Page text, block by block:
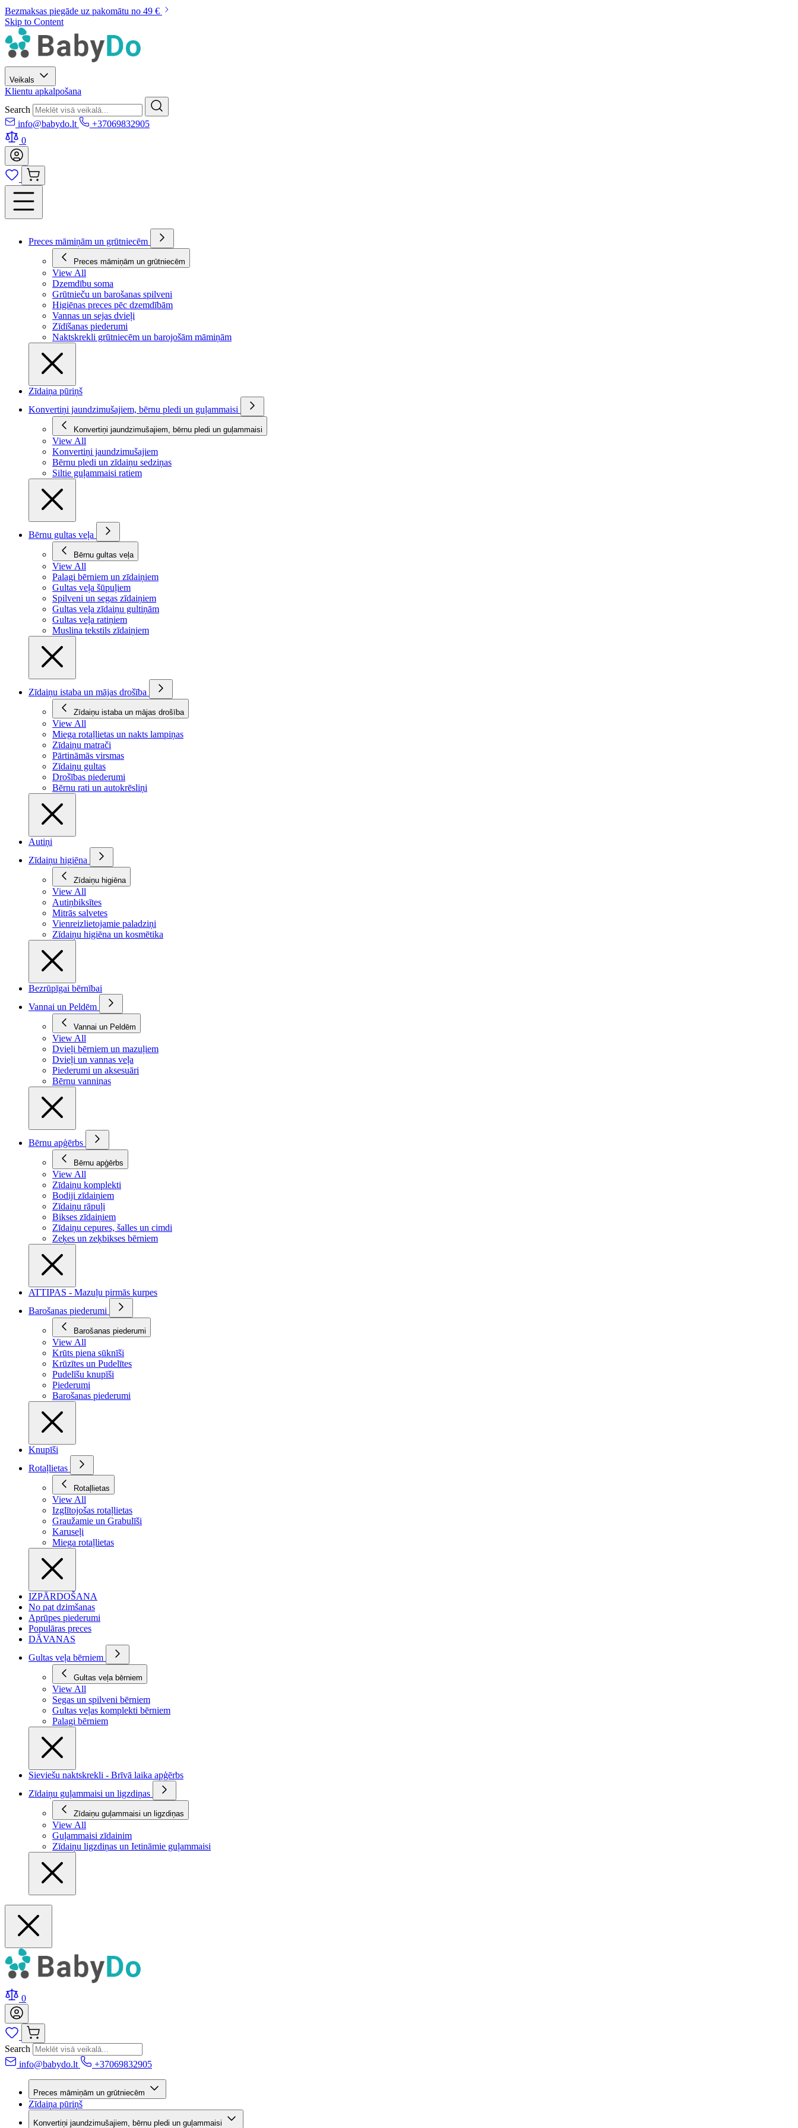
Bezmaksas piegāde uz pakomātu no 49 €
Skip to Content
Veikals
Klientu apkalpošana
Search
info@babydo.lt
+37069832905
0
Preces māmiņām un grūtniecēm
Preces māmiņām un grūtniecēm
View All
Dzemdību soma
Grūtnieču un barošanas spilveni
Higiēnas preces pēc dzemdībām
Vannas un sejas dvieļi
Zīdīšanas piederumi
Naktskrekli grūtniecēm un barojošām māmiņām
Zīdaiņa pūriņš
Konvertiņi jaundzimušajiem, bērnu pledi un guļammaisi
Konvertiņi jaundzimušajiem, bērnu pledi un guļammaisi
View All
Konvertiņi jaundzimušajiem
Bērnu pledi un zīdaiņu sedziņas
Siltie guļammaisi ratiem
Bērnu gultas veļa
Bērnu gultas veļa
View All
Palagi bērniem un zīdaiņiem
Gultas veļa šūpuļiem
Spilveni un segas zīdaiņiem
Gultas veļa zīdaiņu gultiņām
Gultas veļa ratiņiem
Muslina tekstils zīdaiņiem
Zīdaiņu istaba un mājas drošība
Zīdaiņu istaba un mājas drošība
View All
Miega rotaļlietas un nakts lampiņas
Zīdaiņu matrači
Pārtināmās virsmas
Zīdaiņu gultas
Drošības piederumi
Bērnu rati un autokrēsliņi
Autiņi
Zīdaiņu higiēna
Zīdaiņu higiēna
View All
Autiņbiksītes
Mitrās salvetes
Vienreizlietojamie paladziņi
Zīdaiņu higiēna un kosmētika
Bezrūpīgai bērnībai
Vannai un Peldēm
Vannai un Peldēm
View All
Dvieļi bērniem un mazuļiem
Dvieļi un vannas veļa
Piederumi un aksesuāri
Bērnu vanniņas
Bērnu apģērbs
Bērnu apģērbs
View All
Zīdaiņu komplekti
Bodiji zīdaiņiem
Zīdaiņu rāpuļi
Bikses zīdaiņiem
Zīdaiņu cepures, šalles un cimdi
Zeķes un zeķbikses bērniem
ATTIPAS - Mazuļu pirmās kurpes
Barošanas piederumi
Barošanas piederumi
View All
Krūts piena sūknīši
Krūzītes un Pudelītes
Pudelīšu knupīši
Piederumi
Barošanas piederumi
Knupīši
Rotaļlietas
Rotaļlietas
View All
Izglītojošas rotaļlietas
Graužamie un Grabulīši
Karuseļi
Miega rotaļlietas
IZPĀRDOŠANA
No pat dzimšanas
Aprūpes piederumi
Populāras preces
DĀVANAS
Gultas veļa bērniem
Gultas veļa bērniem
View All
Segas un spilveni bērniem
Gultas veļas komplekti bērniem
Palagi bērniem
Sieviešu naktskrekli - Brīvā laika apģērbs
Zīdaiņu guļammaisi un ligzdiņas
Zīdaiņu guļammaisi un ligzdiņas
View All
Guļammaisi zīdainim
Zīdaiņu ligzdiņas un Ietināmie guļammaisi
0
Search
info@babydo.lt
+37069832905
Preces māmiņām un grūtniecēm
Zīdaiņa pūriņš
Konvertiņi jaundzimušajiem, bērnu pledi un guļammaisi